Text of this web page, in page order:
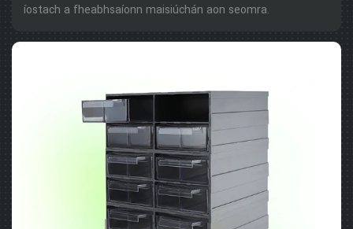
íostach a fheabhsaíonn maisiúchán aon seomra.